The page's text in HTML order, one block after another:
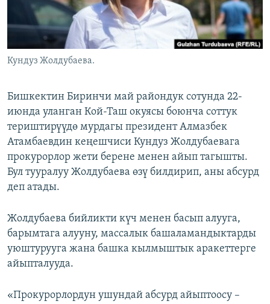
ЭЕ/АРнун бардык сайттары
Кундуз Жолдубаева.
Бишкектин Биринчи май райондук сотунда 22-
июнда уланган Кой-Таш окуясы боюнча соттук
териштирүүдө мурдагы президент Алмазбек
Атамбаевдин кеңешчиси Кундуз Жолдубаевага
прокурорлор жети берене менен айып тагышты.
Бул тууралуу Жолдубаева өзү билдирип, аны абсурд
деп атады.
Жолдубаева бийликти күч менен басып алууга,
барымтага алууну, массалык башаламандыктарды
уюштурууга жана башка кылмыштык аракеттерге
айыпталууда.
«Прокурорлордун ушундай абсурд айыптоосу –